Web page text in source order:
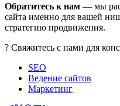
Обратитесь к нам — мы
сайта именно для вашей
стратегию продвижения.
? Свяжитесь с нами для
SEO
Ведение сайтов
Маркетинг